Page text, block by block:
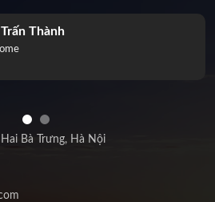
Thành
Bà Trưng, Hà Nội